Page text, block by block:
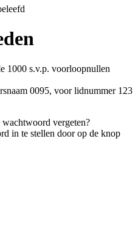
1000 s.v.p. voorloopnullen
0095, voor lidnummer 123
vergeten?
in te stellen door op de knop